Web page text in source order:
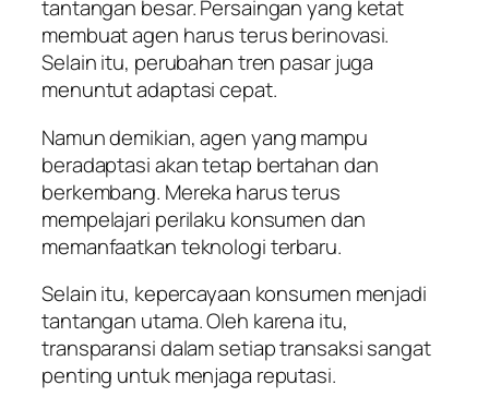
tantangan besar. Persaingan yang ketat
membuat agen harus terus berinovasi.
Selain itu, perubahan tren pasar juga
menuntut adaptasi cepat.
Namun demikian, agen yang mampu
beradaptasi akan tetap bertahan dan
berkembang. Mereka harus terus
mempelajari perilaku konsumen dan
memanfaatkan teknologi terbaru.
Selain itu, kepercayaan konsumen menjadi
tantangan utama. Oleh karena itu,
transparansi dalam setiap transaksi sangat
penting untuk menjaga reputasi.